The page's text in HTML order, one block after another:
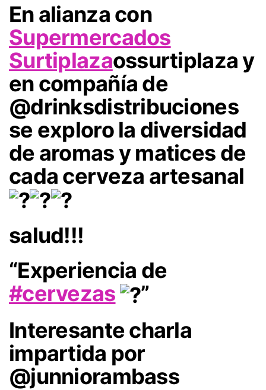
En alianza con
Supermercados
Surtiplazaossurtiplaza y
en compañía de
@drinksdistribuciones
se exploro la diversidad
de aromas y matices de
cada cerveza artesanal
salud!!!
“Experiencia de
#cervezas
”
Interesante charla
impartida por
@junniorambass